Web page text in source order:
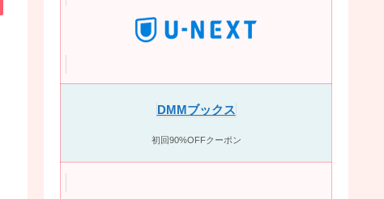
DMMブックス
初回90%OFFクーポン